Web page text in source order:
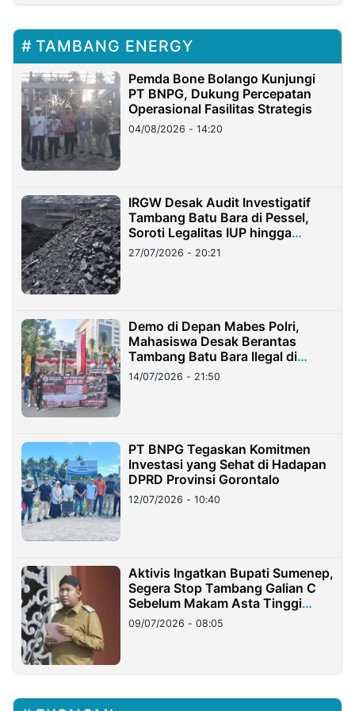
TAMBANG ENERGY
Pemda Bone Bolango Kunjungi
PT BNPG, Dukung Percepatan
Operasional Fasilitas Strategis
04/08/2026 - 14:20
IRGW Desak Audit Investigatif
Tambang Batu Bara di Pessel,
Soroti Legalitas IUP hingga
Stockpile
27/07/2026 - 20:21
Demo di Depan Mabes Polri,
Mahasiswa Desak Berantas
Tambang Batu Bara Ilegal di
Lampung
14/07/2026 - 21:50
PT BNPG Tegaskan Komitmen
Investasi yang Sehat di Hadapan
DPRD Provinsi Gorontalo
12/07/2026 - 10:40
Aktivis Ingatkan Bupati Sumenep,
Segera Stop Tambang Galian C
Sebelum Makam Asta Tinggi
Longsor
09/07/2026 - 08:05